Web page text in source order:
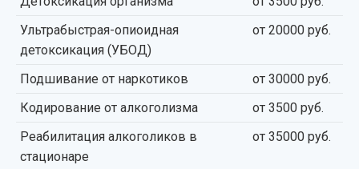
Ультрабыстрая-опиоидная
детоксикация (УБОД)
от 20000 руб.
Подшивание от наркотиков
от 30000 руб.
Кодирование от алкоголизма
от 3500 руб.
Реабилитация алкоголиков в
стационаре
от 35000 руб.